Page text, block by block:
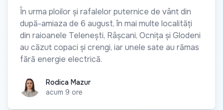
În urma ploilor și rafalelor puternice de vânt din
după-amiaza de 6 august, în mai multe localități
din raioanele Telenești, Râșcani, Ocnița și Glodeni
au căzut copaci și crengi, iar unele sate au rămas
fără energie electrică.
Rodica MazurRodica Mazur
acum 9 ore